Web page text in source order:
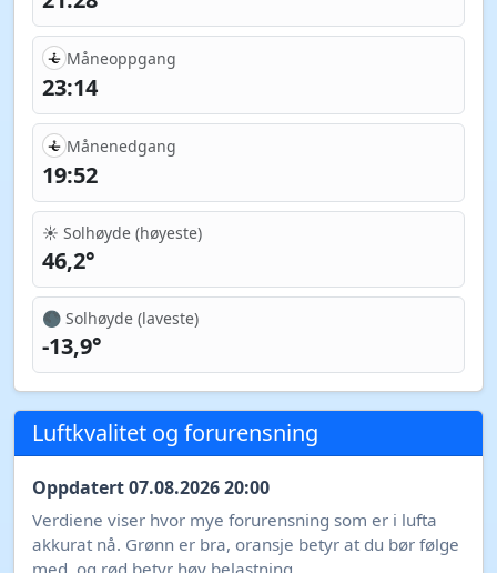
Måneoppgang
23:14
Månenedgang
19:52
☀️ Solhøyde (høyeste)
46,2°
🌑 Solhøyde (laveste)
-13,9°
Luftkvalitet og forurensning
Oppdatert 07.08.2026 20:00
Verdiene viser hvor mye forurensning som er i lufta
akkurat nå. Grønn er bra, oransje betyr at du bør følge
med, og rød betyr høy belastning.